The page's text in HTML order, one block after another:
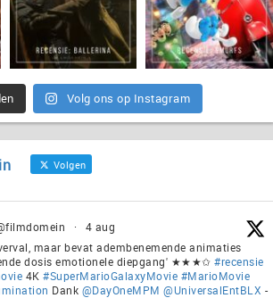
Volg ons op Instagram
Volgen
·
4 aug
maar bevat adembenemende animaties
dosis emotionele diepgang' ★★★✩ #recensie
4K #SuperMarioGalaxyMovie #MarioMovie
Dank @DayOneMPM @UniversalEntBLX -